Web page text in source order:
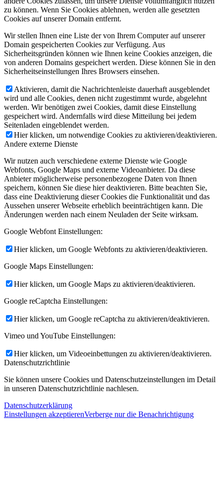
zu können. Wenn Sie Cookies ablehnen, werden alle gesetzten
Cookies auf unserer Domain entfernt.
Wir stellen Ihnen eine Liste der von Ihrem Computer auf unserer
Domain gespeicherten Cookies zur Verfügung. Aus
Sicherheitsgründen können wie Ihnen keine Cookies anzeigen, die
von anderen Domains gespeichert werden. Diese können Sie in den
Sicherheitseinstellungen Ihres Browsers einsehen.
Aktivieren, damit die Nachrichtenleiste dauerhaft ausgeblendet
wird und alle Cookies, denen nicht zugestimmt wurde, abgelehnt
werden. Wir benötigen zwei Cookies, damit diese Einstellung
gespeichert wird. Andernfalls wird diese Mitteilung bei jedem
Seitenladen eingeblendet werden.
Hier klicken, um notwendige Cookies zu aktivieren/deaktivieren.
Andere externe Dienste
Wir nutzen auch verschiedene externe Dienste wie Google
Webfonts, Google Maps und externe Videoanbieter. Da diese
Anbieter möglicherweise personenbezogene Daten von Ihnen
speichern, können Sie diese hier deaktivieren. Bitte beachten Sie,
dass eine Deaktivierung dieser Cookies die Funktionalität und das
Aussehen unserer Webseite erheblich beeinträchtigen kann. Die
Änderungen werden nach einem Neuladen der Seite wirksam.
Google Webfont Einstellungen:
Hier klicken, um Google Webfonts zu aktivieren/deaktivieren.
Google Maps Einstellungen:
Hier klicken, um Google Maps zu aktivieren/deaktivieren.
Google reCaptcha Einstellungen:
Hier klicken, um Google reCaptcha zu aktivieren/deaktivieren.
Vimeo und YouTube Einstellungen:
Hier klicken, um Videoeinbettungen zu aktivieren/deaktivieren.
Datenschutzrichtlinie
Sie können unsere Cookies und Datenschutzeinstellungen im Detail
in unseren Datenschutzrichtlinie nachlesen.
Datenschutzerklärung
Einstellungen akzeptierenVerberge nur die Benachrichtigung